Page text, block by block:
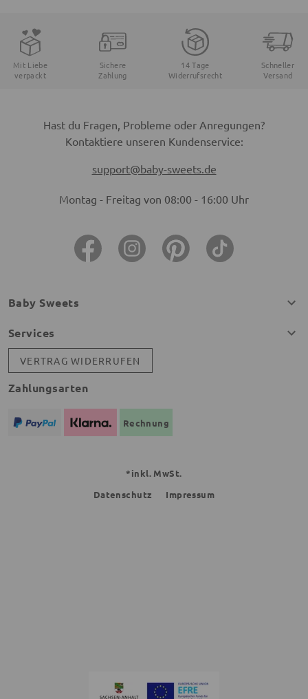
Mit Liebe
verpackt
Sichere
Zahlung
14 Tage
Widerrufsrecht
Schneller
Versand
Hast du Fragen, Probleme oder Anregungen?
Kontaktiere unseren Kundenservice:
support@baby-sweets.de
Montag - Freitag von 08:00 - 16:00 Uhr
Baby Sweets
Services
VERTRAG WIDERRUFEN
Zahlungsarten
Rechnung
*inkl. MwSt.
Datenschutz
Impressum